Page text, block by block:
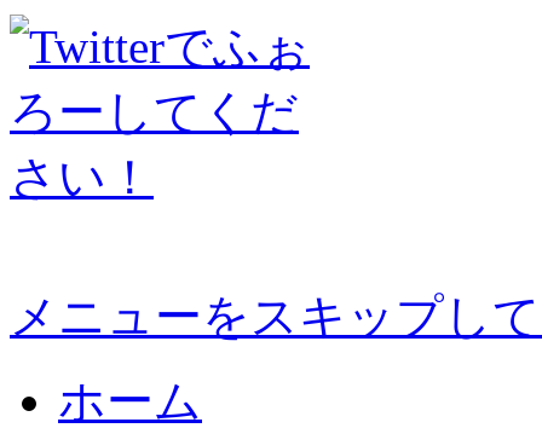
メニューをスキップし
ホーム